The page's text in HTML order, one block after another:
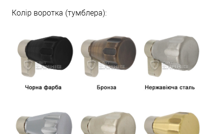
Колір воротка (тумблера):